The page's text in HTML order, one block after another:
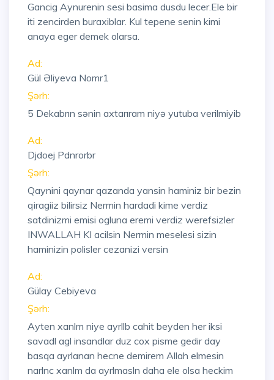
Gancig Aynurenin sesi basima dusdu lecer.Ele bir
iti zencirden buraxiblar. Kul tepene senin kimi
anaya eger demek olarsa.
Ad:
Gül Əliyeva Nomr1
Şərh:
5 Dekabrın sənin axtarıram niyə yutuba verilmiyib
Ad:
Djdoej Pdnrorbr
Şərh:
Qaynini qaynar qazanda yansin haminiz bir bezin
qiragiiz bilirsiz Nermin hardadi kime verdiz
satdinizmi emisi ogluna eremi verdiz werefsizler
INWALLAH KI acilsin Nermin meselesi sizin
haminizin polisler cezanizi versin
Ad:
Gülay Cebiyeva
Şərh:
Ayten xanlm niye ayrllb cahit beyden her iksi
savadl agl insandlar duz cox pisme gedir day
basqa ayrlanan hecne demirem Allah elmesin
narlnc xanlm da ayrlmasln daha ele olsa heckim